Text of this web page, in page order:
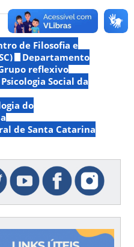
de Filosofia e
Departamento
reflexivo
Social da
do
de Santa Catarina